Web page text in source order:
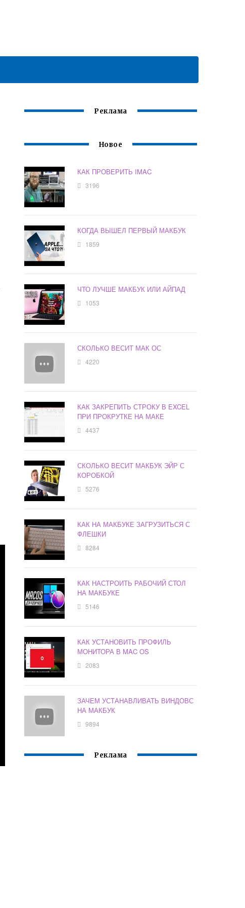
Реклама
Новое
КАК ПРОВЕРИТЬ IMAC
3196
КОГДА ВЫШЕЛ ПЕРВЫЙ МАКБУК
1859
ЧТО ЛУЧШЕ МАКБУК ИЛИ АЙПАД
1053
СКОЛЬКО ВЕСИТ МАК ОС
4220
КАК ЗАКРЕПИТЬ СТРОКУ В EXCEL
ПРИ ПРОКРУТКЕ НА МАКЕ
4437
СКОЛЬКО ВЕСИТ МАКБУК ЭЙР С
КОРОБКОЙ
5276
КАК НА МАКБУКЕ ЗАГРУЗИТЬСЯ С
ФЛЕШКИ
8284
КАК НАСТРОИТЬ РАБОЧИЙ СТОЛ
НА МАКБУКЕ
5146
КАК УСТАНОВИТЬ ПРОФИЛЬ
МОНИТОРА В MAC OS
2083
ЗАЧЕМ УСТАНАВЛИВАТЬ ВИНДОВС
НА МАКБУК
9894
Реклама